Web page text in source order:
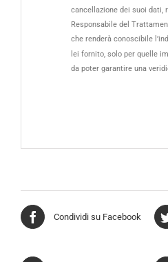
cancellazione dei suoi dati,
Responsabile del
che renderà conoscibile
lei fornito, solo per quelle
da poter garantire una
Condividi su Facebook